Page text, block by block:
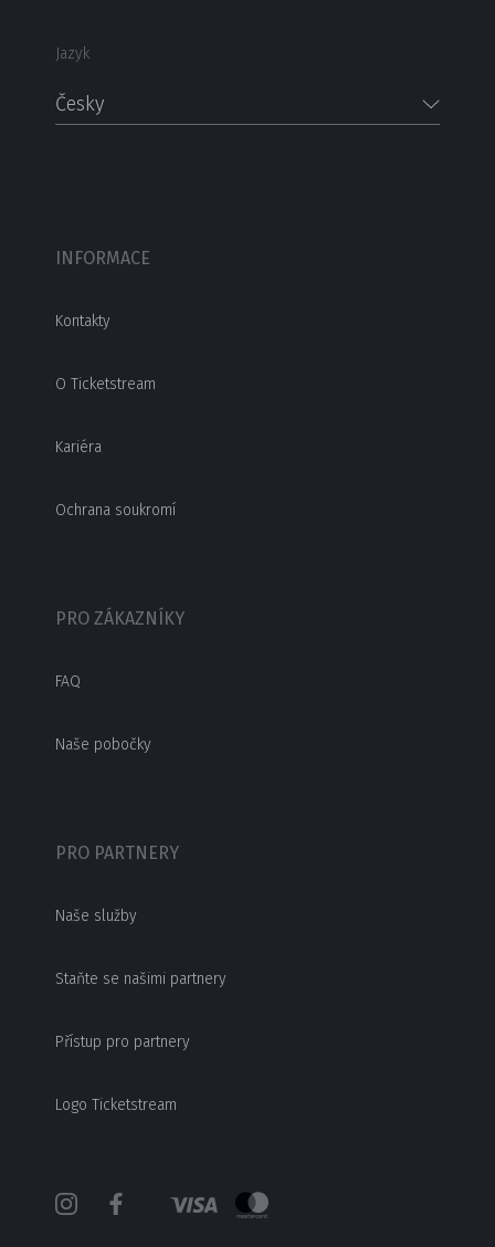
Jazyk
Česky
INFORMACE
Kontakty
O Ticketstream
Kariéra
Ochrana soukromí
PRO ZÁKAZNÍKY
FAQ
Naše pobočky
PRO PARTNERY
Naše služby
Staňte se našimi partnery
Přístup pro partnery
Logo Ticketstream